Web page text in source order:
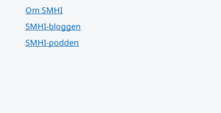
Om SMHI
SMHI-bloggen
SMHI-podden